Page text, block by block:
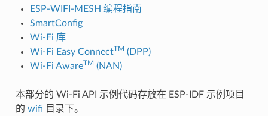
ESP-WIFI-MESH 编程指南
SmartConfig
Wi-Fi 库
Wi-Fi Easy ConnectTM (DPP)
Wi-Fi AwareTM (NAN)
本部分的 Wi-Fi API 示例代码存放在 ESP-IDF 示例项目
的 wifi 目录下。